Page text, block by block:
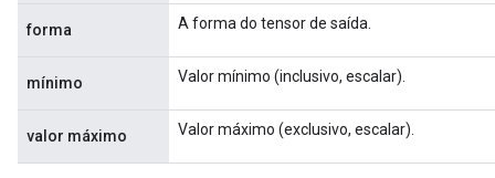
forma A forma do tensor de saída.
mínimo Valor mínimo (inclusivo, escalar).
valor máximo Valor máximo (exclusivo, escalar).